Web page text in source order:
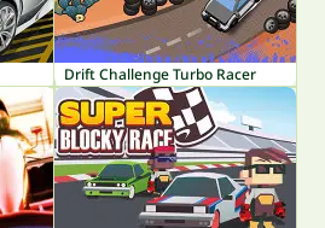
Drift Challenge Turbo Racer